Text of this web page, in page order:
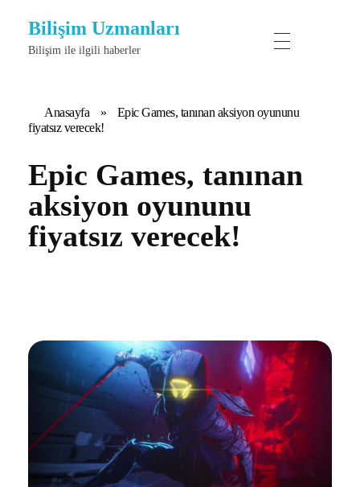
Bilişim Uzmanları
Bilişim ile ilgili haberler
Anasayfa »
Epic Games, tanınan aksiyon oyununu
fiyatsız verecek!
Epic Games, tanınan
aksiyon oyununu
fiyatsız verecek!